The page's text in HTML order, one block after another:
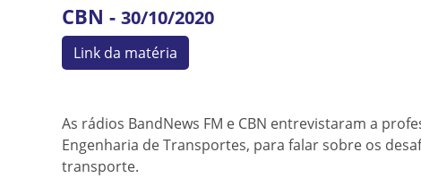
CBN - 30/10/2020
Link da matéria
As rádios BandNews FM e CBN entrevistaram a
Engenharia de Transportes, para falar sobre os
transporte.